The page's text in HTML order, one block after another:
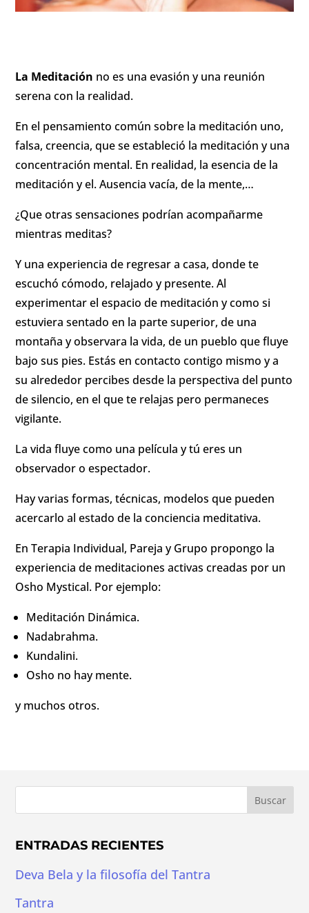
La Meditación no es una evasión y una reunión
serena con la realidad.
En el pensamiento común sobre la meditación uno,
falsa, creencia, que se estableció la meditación y una
concentración mental. En realidad, la esencia de la
meditación y el. Ausencia vacía, de la mente,…
¿Que otras sensaciones podrían acompañarme
mientras meditas?
Y una experiencia de regresar a casa, donde te
escuchó cómodo, relajado y presente. Al
experimentar el espacio de meditación y como si
estuviera sentado en la parte superior, de una
montaña y observara la vida, de un pueblo que fluye
bajo sus pies. Estás en contacto contigo mismo y a
su alrededor percibes desde la perspectiva del punto
de silencio, en el que te relajas pero permaneces
vigilante.
La vida fluye como una película y tú eres un
observador o espectador.
Hay varias formas, técnicas, modelos que pueden
acercarlo al estado de la conciencia meditativa.
En Terapia Individual, Pareja y Grupo propongo la
experiencia de meditaciones activas creadas por un
Osho Mystical. Por ejemplo:
Meditación Dinámica.
Nadabrahma.
Kundalini.
Osho no hay mente.
y muchos otros.
ENTRADAS RECIENTES
Deva Bela y la filosofía del Tantra
Tantra